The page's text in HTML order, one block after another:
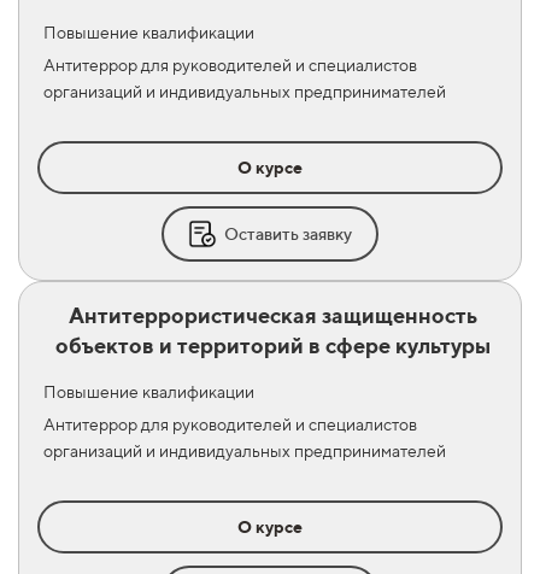
Повышение квалификации
Антитеррор для руководителей и специалистов
организаций и индивидуальных предпринимателей
О курсе
Оставить заявку
Антитеррористическая защищенность
объектов и территорий в сфере культуры
Повышение квалификации
Антитеррор для руководителей и специалистов
организаций и индивидуальных предпринимателей
О курсе